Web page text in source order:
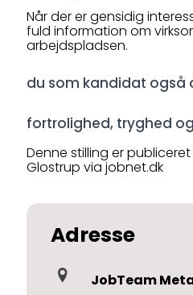
Når der er gensidig
fuld information om
arbejdspladsen.
du som kandidat også
fortrolighed, tryghed
Denne stilling er
Glostrup via jobnet.dk
Adresse
JobTeam